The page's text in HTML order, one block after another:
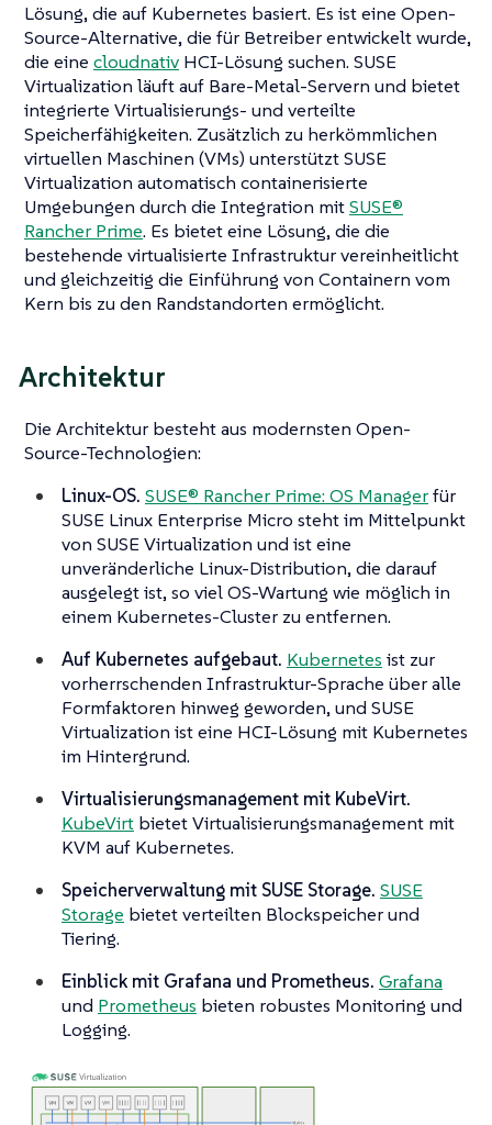
Lösung, die auf Kubernetes basiert. Es ist eine Open-
Source-Alternative, die für Betreiber entwickelt wurde,
die eine cloudnativ HCI-Lösung suchen. SUSE
Virtualization läuft auf Bare-Metal-Servern und bietet
integrierte Virtualisierungs- und verteilte
Speicherfähigkeiten. Zusätzlich zu herkömmlichen
virtuellen Maschinen (VMs) unterstützt SUSE
Virtualization automatisch containerisierte
Umgebungen durch die Integration mitSUSE®
Rancher Prime. Es bietet eine Lösung, die die
bestehende virtualisierte Infrastruktur vereinheitlicht
und gleichzeitig die Einführung von Containern vom
Kern bis zu den Randstandorten ermöglicht.
Architektur
Die Architektur besteht aus modernsten Open-
Source-Technologien:
Linux-OS. SUSE® Rancher Prime: OS Managerfür
SUSE Linux Enterprise Micro steht im Mittelpunkt
von SUSE Virtualization und ist eine
unveränderliche Linux-Distribution, die darauf
ausgelegt ist, so viel OS-Wartung wie möglich in
einem Kubernetes-Cluster zu entfernen.
Auf Kubernetes aufgebaut. Kubernetes ist zur
vorherrschenden Infrastruktur-Sprache über alle
Formfaktoren hinweg geworden, und SUSE
Virtualization ist eine HCI-Lösung mit Kubernetes
im Hintergrund.
Virtualisierungsmanagement mit KubeVirt.
KubeVirt bietet Virtualisierungsmanagement mit
KVM auf Kubernetes.
Speicherverwaltung mit SUSE Storage. SUSE
Storage bietet verteilten Blockspeicher und
Tiering.
Einblick mit Grafana und Prometheus. Grafana
und Prometheus bieten robustes Monitoring und
Logging.